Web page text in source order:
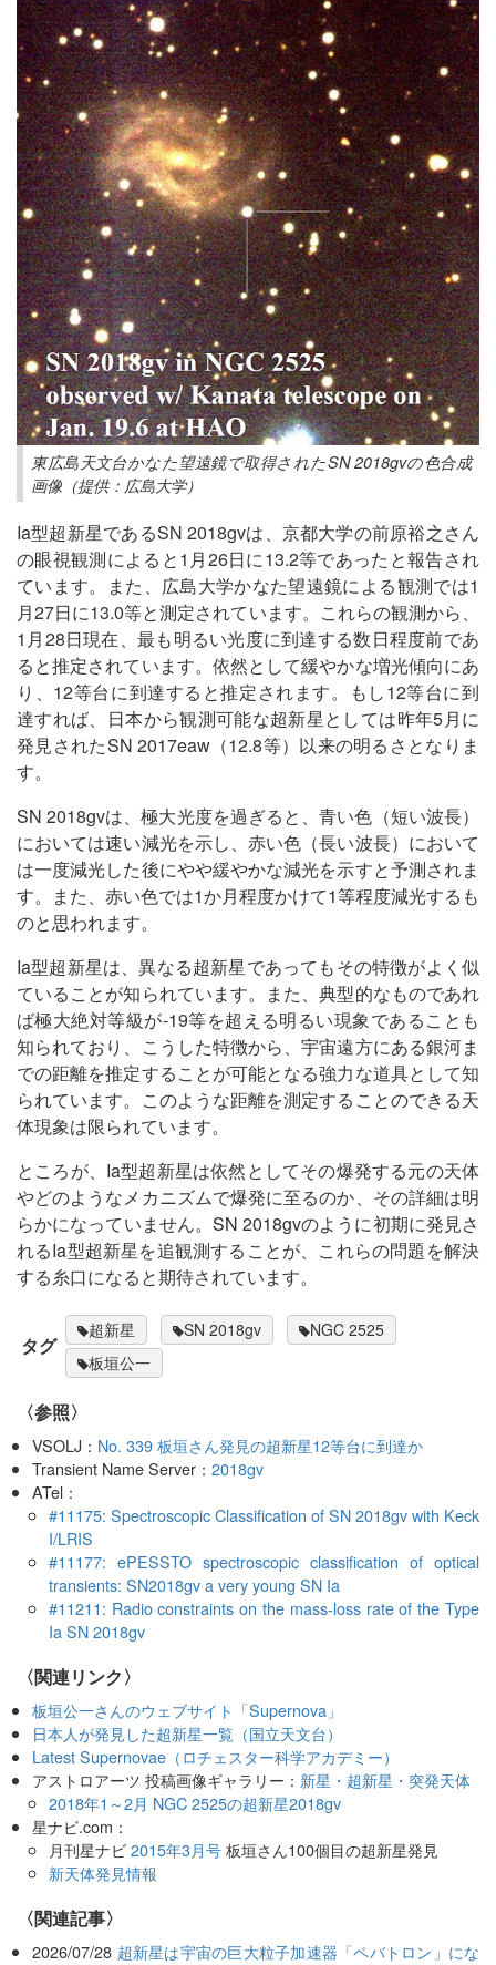
東広島天文台かなた望遠鏡で取得されたSN 2018gvの色合成
画像（提供：広島大学）
Ia型超新星であるSN 2018gvは、京都大学の前原裕之さん
の眼視観測によると1月26日に13.2等であったと報告され
ています。また、広島大学かなた望遠鏡による観測では1
月27日に13.0等と測定されています。これらの観測から、
1月28日現在、最も明るい光度に到達する数日程度前であ
ると推定されています。依然として緩やかな増光傾向にあ
り、12等台に到達すると推定されます。もし12等台に到
達すれば、日本から観測可能な超新星としては昨年5月に
発見されたSN 2017eaw（12.8等）以来の明るさとなりま
す。
SN 2018gvは、極大光度を過ぎると、青い色（短い波長）
においては速い減光を示し、赤い色（長い波長）において
は一度減光した後にやや緩やかな減光を示すと予測されま
す。また、赤い色では1か月程度かけて1等程度減光するも
のと思われます。
Ia型超新星は、異なる超新星であってもその特徴がよく似
ていることが知られています。また、典型的なものであれ
ば極大絶対等級が-19等を超える明るい現象であることも
知られており、こうした特徴から、宇宙遠方にある銀河ま
での距離を推定することが可能となる強力な道具として知
られています。このような距離を測定することのできる天
体現象は限られています。
ところが、Ia型超新星は依然としてその爆発する元の天体
やどのようなメカニズムで爆発に至るのか、その詳細は明
らかになっていません。SN 2018gvのように初期に発見さ
れるIa型超新星を追観測することが、これらの問題を解決
する糸口になると期待されています。
タグ
超新星 SN 2018gv
NGC 2525
板垣公一
〈参照〉
VSOLJ： No. 339 板垣さん発見の超新星12等台に到達か
Transient Name Server：2018gv
ATel：
#11175: Spectroscopic Classification of SN 2018gv with Keck
I/LRIS
#11177: ePESSTO spectroscopic classification of optical
transients: SN2018gv a very young SN Ia
#11211: Radio constraints on the mass-loss rate of the Type
Ia SN 2018gv
〈関連リンク〉
板垣公一さんのウェブサイト「Supernova」
日本人が発見した超新星一覧（国立天文台）
Latest Supernovae（ロチェスター科学アカデミー）
アストロアーツ 投稿画像ギャラリー： 新星・超新星・突発天体
2018年1～2月 NGC 2525の超新星2018gv
星ナビ.com：
月刊星ナビ2015年3月号板垣さん100個目の超新星発見
新天体発見情報
関連記事
2026/07/28 超新星は宇宙の巨大粒子加速器「ペバトロン」にな